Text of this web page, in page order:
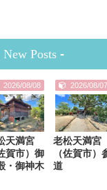
New Posts -
2026/08/08
天満宮
賀市）御
・御神木
2026/08/07
老松天満宮
（佐賀市）
道